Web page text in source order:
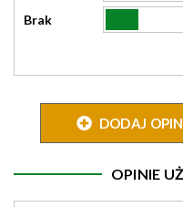
Brak
DODAJ
OPINIE